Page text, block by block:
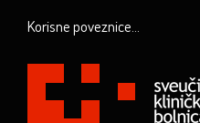
Korisne poveznice...